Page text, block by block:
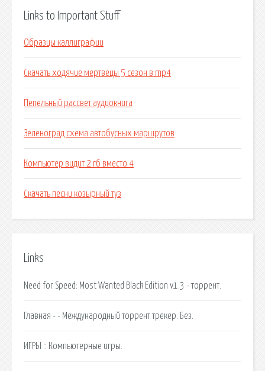
Links to Important Stuff
Образцы каллиграфии
Скачать ходячие мертвецы 5 сезон в mp4
Пепельный рассвет аудиокнига
Зеленоград схема автобусных маршрутов
Компьютер видит 2 гб вместо 4
Скачать песни козырный туз
Links
Need for Speed: Most Wanted Black Edition v1.3 - торрент.
Главная - - Международный торрент трекер. Без.
ИГРЫ :: Компьютерные игры.